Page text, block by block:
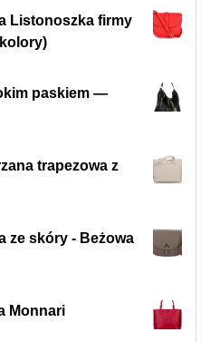
Listonoszka firmy
paskiem —
trapezowa z
ze skóry - Beżowa
Monnari